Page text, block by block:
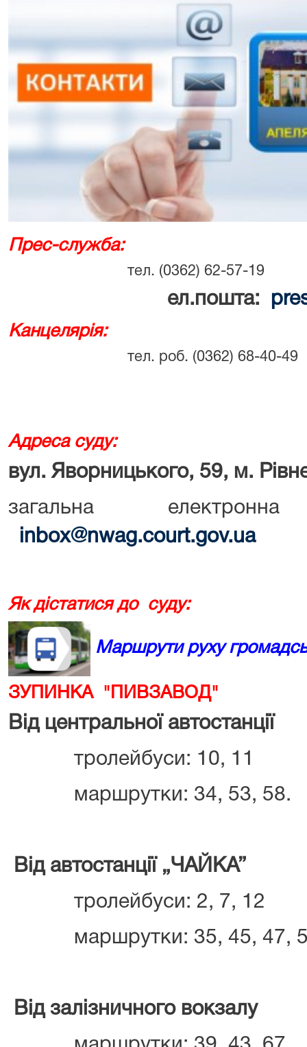
Прес-служба:
тел. (0362) 62-57-19
ел.пошта:
Канцелярія:
тел. роб. (0362) 68-40-49
Адреса суду:
вул. Яворницького, 59, м.
загальна
inbox@nwag.court.gov.ua
Як дістатися до суду:
Маршрути руху
ЗУПИНКА "ПИВЗАВОД"
Від центральної автостанції
тролейбуси: 10, 11
маршрутки: 34, 53, 58.
Від автостанції „ЧАЙКА”
тролейбуси: 2, 7, 12
маршрутки: 35, 45, 47,
Від залізничного вокзалу